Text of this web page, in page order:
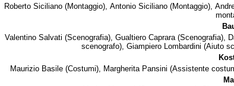
Roberto Siciliano(Montaggio), Antonio Siciliano(Montaggio),
Valentino Salvati (Scenografia), Gualtiero Caprara(Scenografia),
scenografo), Giampiero Lombardini (Aiuto
Maurizio Basile (Costumi), Margherita Pansini (Assistente